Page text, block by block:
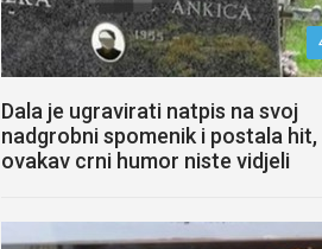
Dala je ugravirati natpis na svoj
nadgrobni spomenik i postala hit,
ovakav crni humor niste vidjeli